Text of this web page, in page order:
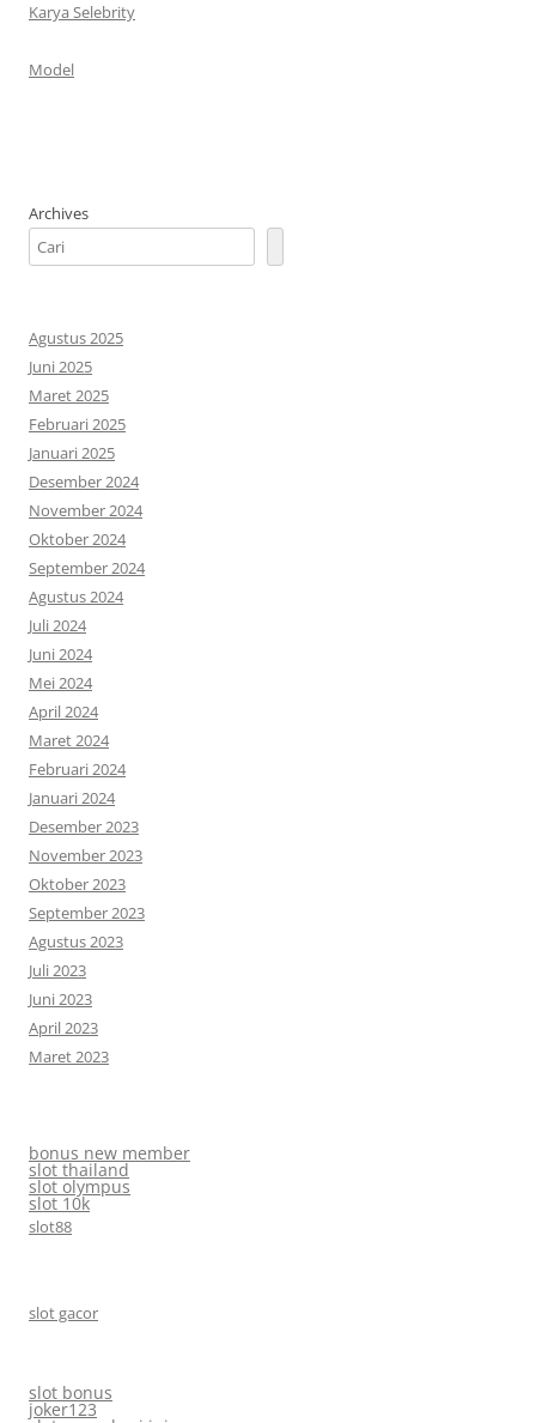
Karya Selebrity
Model
Archives
Agustus 2025
Juni 2025
Maret 2025
Februari 2025
Januari 2025
Desember 2024
November 2024
Oktober 2024
September 2024
Agustus 2024
Juli 2024
Juni 2024
Mei 2024
April 2024
Maret 2024
Februari 2024
Januari 2024
Desember 2023
November 2023
Oktober 2023
September 2023
Agustus 2023
Juli 2023
Juni 2023
April 2023
Maret 2023
bonus new member
slot thailand
slot olympus
slot 10k
slot88
slot gacor
slot bonus
joker123